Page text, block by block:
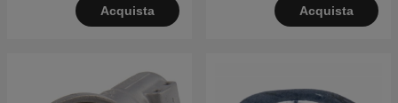
Acquista Acquista